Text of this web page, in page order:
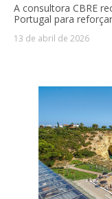
A consultora CBRE
Portugal para
13 de abril de 2026